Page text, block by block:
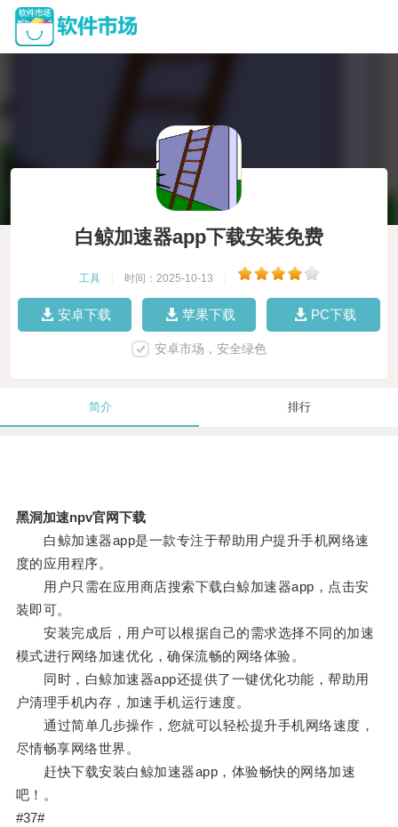
白鲸加速器app下载安装免费
工具 时间：2025-10-13
安卓下载 苹果下载 PC下载
安卓市场，安全绿色
简介 排行
黑洞加速npv官网下载
白鲸加速器app是一款专注于帮助用户提升手机网络速
度的应用程序。
用户只需在应用商店搜索下载白鲸加速器app，点击安
装即可。
安装完成后，用户可以根据自己的需求选择不同的加速
模式进行网络加速优化，确保流畅的网络体验。
同时，白鲸加速器app还提供了一键优化功能，帮助用
户清理手机内存，加速手机运行速度。
通过简单几步操作，您就可以轻松提升手机网络速度，
尽情畅享网络世界。
赶快下载安装白鲸加速器app，体验畅快的网络加速
吧！。
#37#